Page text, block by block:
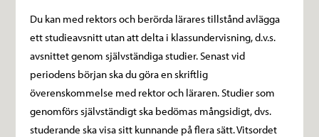
Du kan med rektors och berörda lärares tillstånd avlägga
ett studieavsnitt utan att delta i klassundervisning, d.v.s.
avsnittet genom självständiga studier. Senast vid
periodens början ska du göra en skriftlig
överenskommelse med rektor och läraren. Studier som
genomförs självständigt ska bedömas mångsidigt, dvs.
studerande ska visa sitt kunnande på flera sätt. Vitsordet